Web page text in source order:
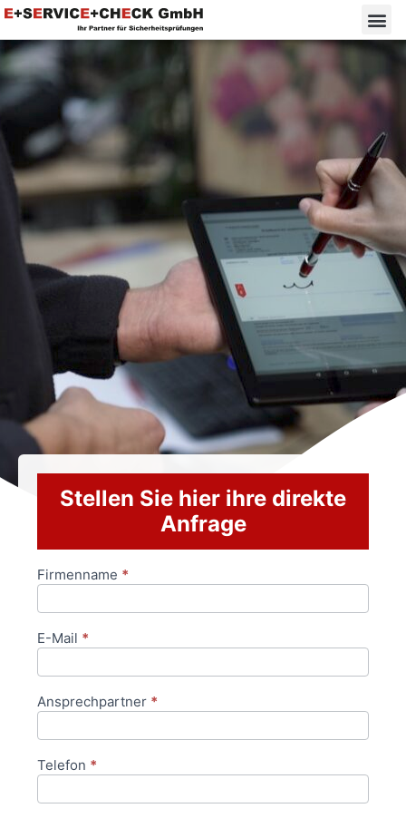
Stellen Sie hier ihre direkte
Anfrage
Anfrageformular
Firmenname *
E-Mail *
Ansprechpartner *
Telefon *